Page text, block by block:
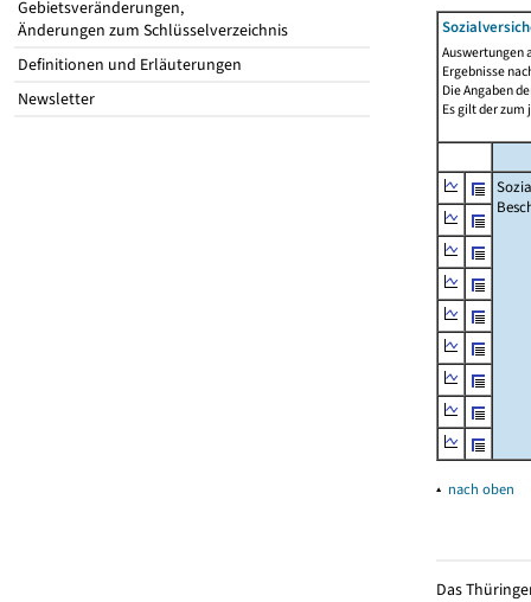
Gebietsveränderungen,
Änderungen zum Schlüsselverzeichnis
Definitionen und Erläuterungen
Newsletter
Auswertungen
Ergebnisse
Die Angaben
Es gilt der
▴ nach oben
Das